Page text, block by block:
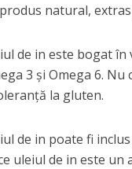
natural,
de in este bogat în
3 şi Omega 6.
la gluten.
de in poate fi
uleiul de in este